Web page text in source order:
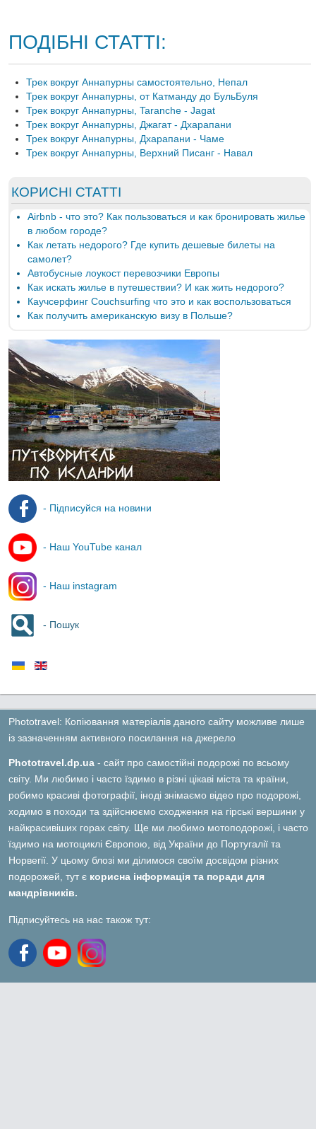
ПОДІБНІ СТАТТІ:
Трек вокруг Аннапурны самостоятельно, Непал
Трек вокруг Аннапурны, от Катманду до БульБуля
Трек вокруг Аннапурны, Taranche - Jagat
Трек вокруг Аннапурны, Джагат - Дхарапани
Трек вокруг Аннапурны, Дхарапани - Чаме
Трек вокруг Аннапурны, Верхний Писанг - Навал
КОРИСНІ СТАТТІ
Airbnb - что это? Как пользоваться и как бронировать жилье
в любом городе?
Как летать недорого? Где купить дешевые билеты на
самолет?
Автобусные лоукост перевозчики Европы
Как искать жилье в путешествии? И как жить недорого?
Каучсерфинг Couchsurfing что это и как воспользоваться
Как получить американскую визу в Польше?
- Підписуйся на новини
- Наш YouTube канал
- Наш instagram
- Пошук
Phototravel: Копіювання матеріалів даного сайту можливе лише
із зазначенням активного посилання на джерело
Phototravel.dp.ua - сайт про самостійні подорожі по всьому
світу. Ми любимо і часто їздимо в різні цікаві міста та країни,
робимо красиві фотографії, іноді знімаємо відео про подорожі,
ходимо в походи та здійснюємо сходження на гірські вершини у
найкрасивіших горах світу. Ще ми любимо мотоподорожі, і часто
їздимо на мотоциклі Європою, від України до Португалії та
Норвегії. У цьому блозі ми ділимося своїм досвідом різних
подорожей, тут є корисна інформація та поради для
мандрівників.
Підписуйтесь на нас також тут: